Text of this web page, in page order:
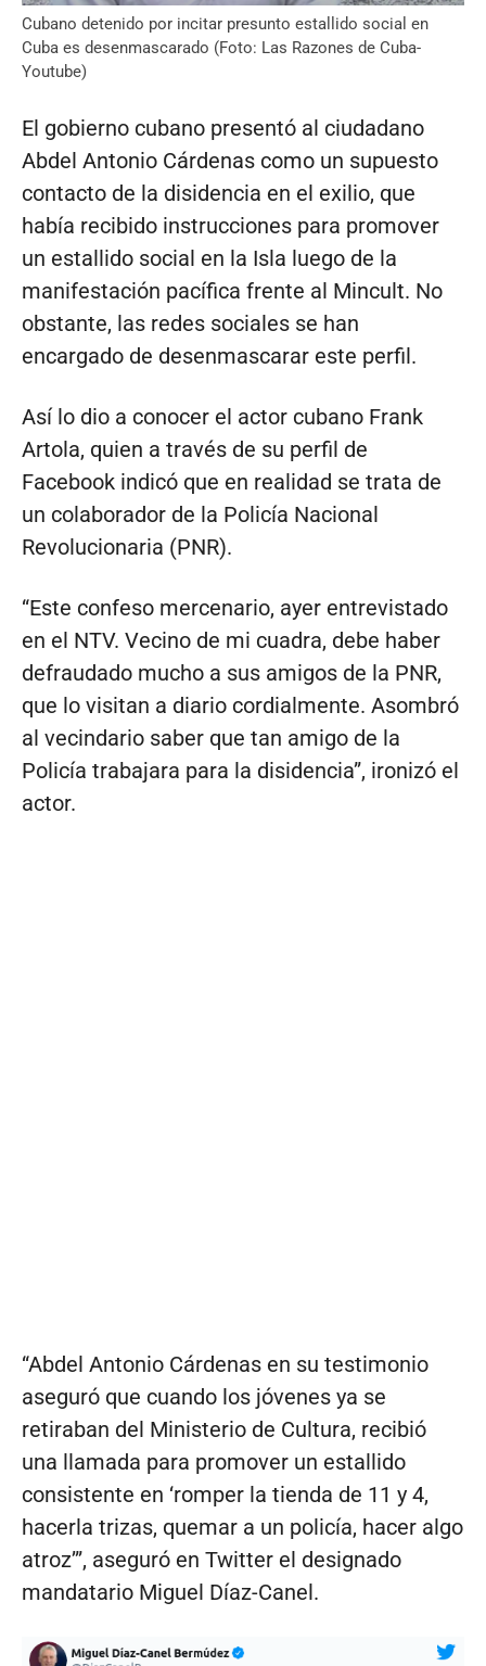
Cubano detenido por incitar presunto estallido social en
Cuba es desenmascarado (Foto: Las Razones de Cuba-
Youtube)
El gobierno cubano presentó al ciudadano
Abdel Antonio Cárdenas como un supuesto
contacto de la disidencia en el exilio, que
había recibido instrucciones para promover
un estallido social en la Isla luego de la
manifestación pacífica frente al Mincult. No
obstante, las redes sociales se han
encargado de desenmascarar este perfil.
Así lo dio a conocer el actor cubano Frank
Artola, quien a través de su perfil de
Facebook indicó que en realidad se trata de
un colaborador de la Policía Nacional
Revolucionaria (PNR).
“Este confeso mercenario, ayer entrevistado
en el NTV. Vecino de mi cuadra, debe haber
defraudado mucho a sus amigos de la PNR,
que lo visitan a diario cordialmente. Asombró
al vecindario saber que tan amigo de la
Policía trabajara para la disidencia”, ironizó el
actor.
“Abdel Antonio Cárdenas en su testimonio
aseguró que cuando los jóvenes ya se
retiraban del Ministerio de Cultura, recibió
una llamada para promover un estallido
consistente en ‘romper la tienda de 11 y 4,
hacerla trizas, quemar a un policía, hacer algo
atroz’”, aseguró en Twitter el designado
mandatario Miguel Díaz-Canel.